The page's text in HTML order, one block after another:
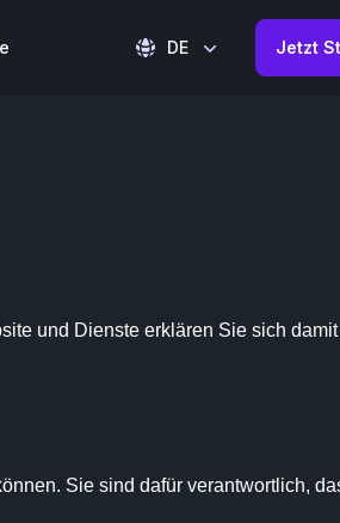
DE Jetzt
und Dienste erklären Sie sich
Sie sind dafür verantwortlich,